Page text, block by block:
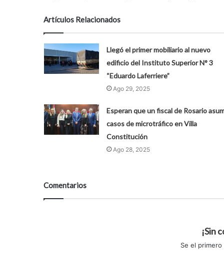
Artículos Relacionados
Llegó el primer mobiliario al nuevo
edificio del Instituto Superior N° 3
“Eduardo Laferriere”
Ago 29, 2025
Esperan que un fiscal de Rosario
casos de microtráfico en Villa
Constitución
Ago 28, 2025
Comentarios
¡Sin
Se el